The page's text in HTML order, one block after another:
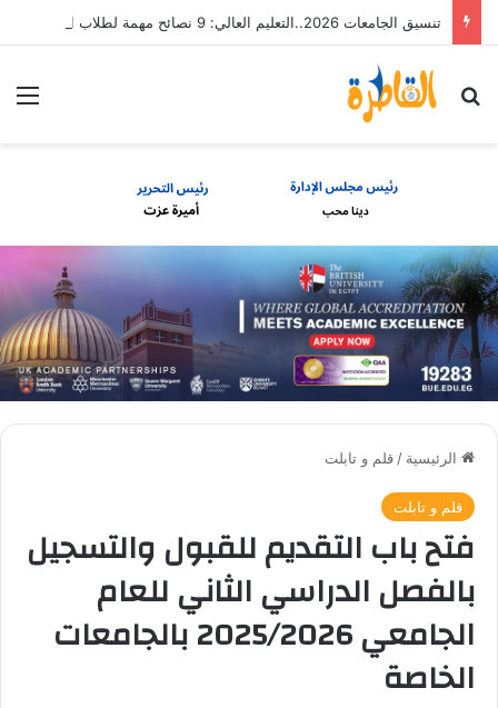
بحث عن
الرئيسية / قلم و تابلت
قلم و تابلت
فتح باب التقديم للقبول والتسجيل
بالفصل الدراسي الثاني للعام
الجامعي 2025/2026 بالجامعات
الخاصة